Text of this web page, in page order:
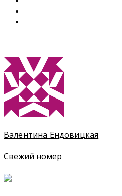
Валентина Ендовицкая
Свежий номер